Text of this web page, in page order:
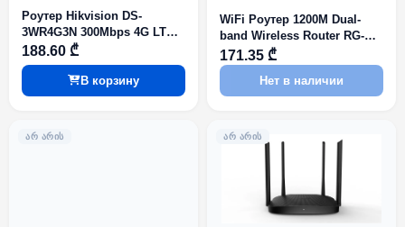
Роутер Hikvision DS-
3WR4G3N 300Mbps 4G LTE
Wi-Fi Router
188.60 ₾
В корзину
WiFi Роутер 1200M Dual-
band Wireless Router RG-
EW1200
171.35 ₾
Нет в наличии
ᲐᲠ ᲐᲠᲘᲡ ᲐᲠ ᲐᲠᲘᲡ